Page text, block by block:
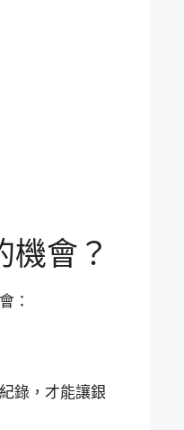
會？
：
錄，才能讓銀